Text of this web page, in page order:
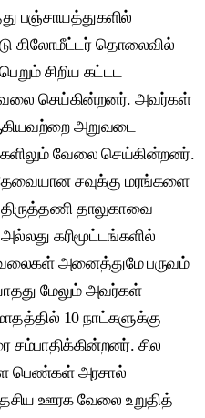
பஞ்சாயத்துகளில்
கிலோமீட்டர் தொலைவில்
சிறிய கட்டட
செய்கின்றனர். அவர்கள்
அறுவடை
வேலை செய்கின்றனர்.
சவுக்கு மரங்களை
தாலுகாவை
கரிமூட்டங்களில்
அனைத்துமே பருவம்
மேலும் அவர்கள்
10 நாட்களுக்கு
சம்பாதிக்கின்றனர். சில
பெண்கள் அரசால்
ஊரக வேலை உறுதித்